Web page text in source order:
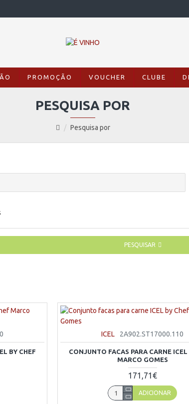
PROMOÇÃO VOUCHER CLUBE
Pesquisa por
PESQUISA POR
PESQUISAR
BY CHEF
ICEL 2A902.ST17000.110
CONJUNTO FACAS PARA CARNE ICEL
MARCO GOMES
171,71€
ADICIONAR